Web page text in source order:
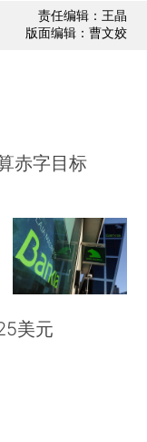
责任编辑：王晶
版面编辑：曹文姣
赤字目标
美元